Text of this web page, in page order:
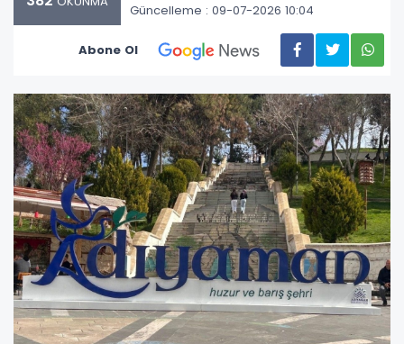
Güncelleme : 09-07-2026 10:04
Abone Ol